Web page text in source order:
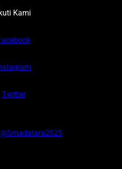
Kami
Twitter